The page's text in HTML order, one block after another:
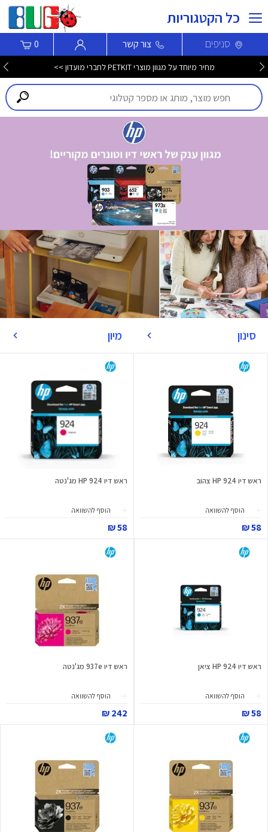
כל הקטגוריות
סניפים צור קשר 0
מחיר מיוחד על מגוון מוצרי PETKIT לחברי מועדון >>
סינון מיון
ראש דיו 924 HP צהוב
הוסף להשוואה
58 ₪
ראש דיו 924 HP מג'נטה
הוסף להשוואה
58 ₪
ראש דיו 924 HP ציאן
הוסף להשוואה
58 ₪
ראש דיו 937e מג'נטה
הוסף להשוואה
242 ₪